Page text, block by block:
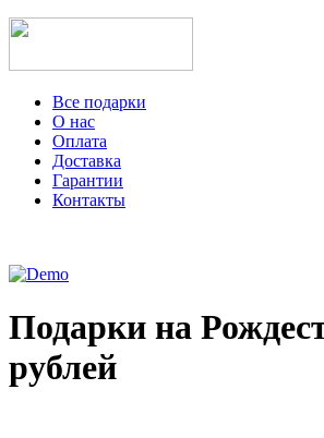
Все подарки
О нас
Оплата
Доставка
Гарантии
Контакты
Подарки на
рублей